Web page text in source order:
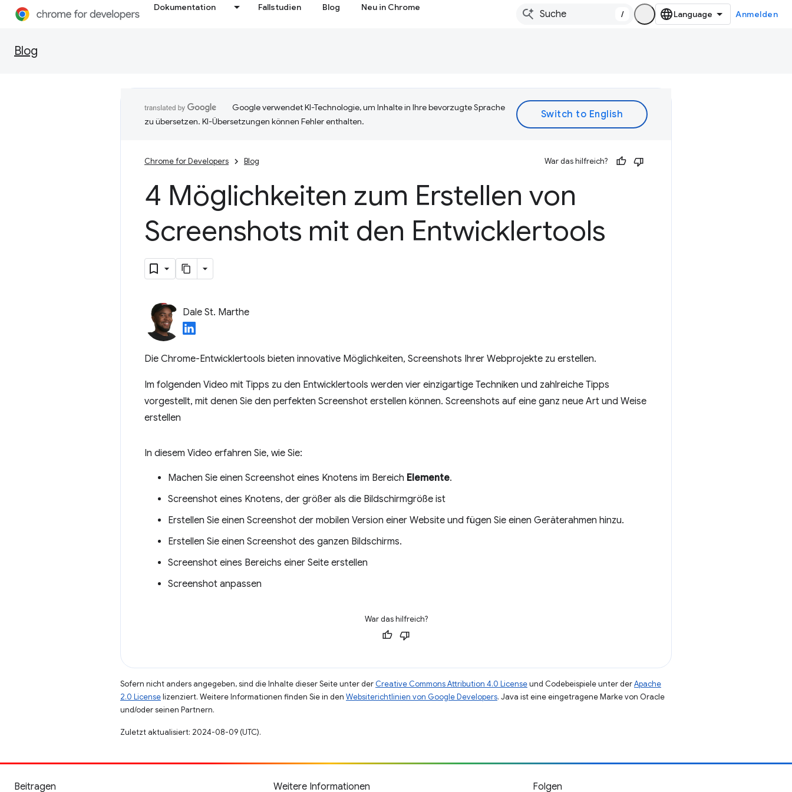
Dokumentation Fallstudien Blog Neu in Chrome
/ Anmelden
Blog
Google verwendet KI-Technologie, um Inhalte in Ihre bevorzugte Sprache
zu übersetzen. KI-Übersetzungen können Fehler enthalten.
Chrome for Developers Blog War das hilfreich?
4 Möglichkeiten zum Erstellen von
Screenshots mit den Entwicklertools
Dale St. Marthe
Die Chrome-Entwicklertools bieten innovative Möglichkeiten, Screenshots Ihrer Webprojekte zu erstellen.
Im folgenden Video mit Tipps zu den Entwicklertools werden vier einzigartige Techniken und zahlreiche Tipps
vorgestellt, mit denen Sie den perfekten Screenshot erstellen können. Screenshots auf eine ganz neue Art und Weise
erstellen
In diesem Video erfahren Sie, wie Sie:
Machen Sie einen Screenshot eines Knotens im Bereich Elemente.
Screenshot eines Knotens, der größer als die Bildschirmgröße ist
Erstellen Sie einen Screenshot der mobilen Version einer Website und fügen Sie einen Geräterahmen hinzu.
Erstellen Sie einen Screenshot des ganzen Bildschirms.
Screenshot eines Bereichs einer Seite erstellen
Screenshot anpassen
War das hilfreich?
Sofern nicht anders angegeben, sind die Inhalte dieser Seite unter der Creative Commons Attribution 4.0 Licenseund Codebeispiele unter derApache
2.0 Licenselizenziert. Weitere Informationen finden Sie in den Websiterichtlinien von Google Developers. Java ist eine eingetragene Marke von Oracle
und/oder seinen Partnern.
Zuletzt aktualisiert: 2024-08-09 (UTC).
Beitragen Weitere Informationen Folgen